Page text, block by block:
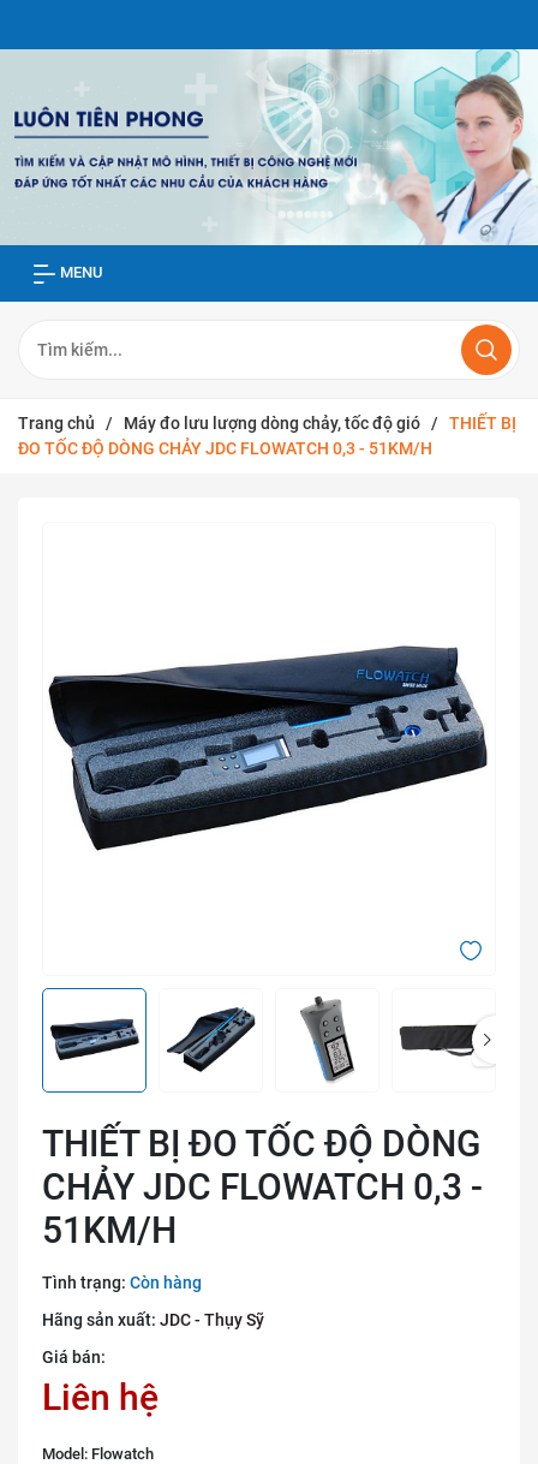
MENU
Trang chủ / Máy đo lưu lượng dòng chảy, tốc độ gió /
THIẾT BỊ
ĐO TỐC ĐỘ DÒNG CHẢY JDC FLOWATCH 0,3 - 51KM/H
THIẾT BỊ ĐO TỐC ĐỘ DÒNG
CHẢY JDC FLOWATCH 0,3 -
51KM/H
Tình trạng: Còn hàng
Hãng sản xuất: JDC - Thụy Sỹ
Giá bán:
Liên hệ
Model: Flowatch